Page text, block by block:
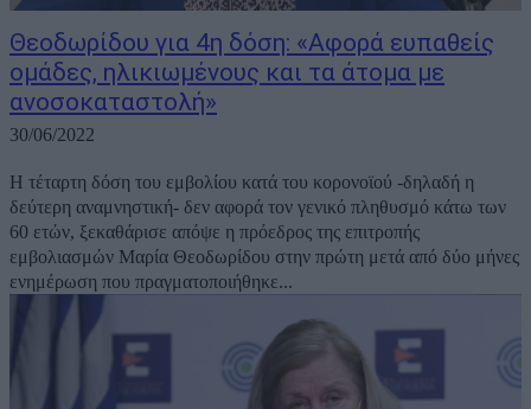
Θεοδωρίδου για 4η δόση: «Αφορά ευπαθείς
ομάδες, ηλικιωμένους και τα άτομα με
ανοσοκαταστολή»
30/06/2022
Η τέταρτη δόση του εμβολίου κατά του κορονοϊού -δηλαδή η
δεύτερη αναμνηστική- δεν αφορά τον γενικό πληθυσμό κάτω των
60 ετών, ξεκαθάρισε απόψε η πρόεδρος της επιτροπής
εμβολιασμών Μαρία Θεοδωρίδου στην πρώτη μετά από δύο μήνες
ενημέρωση που πραγματοποιήθηκε...